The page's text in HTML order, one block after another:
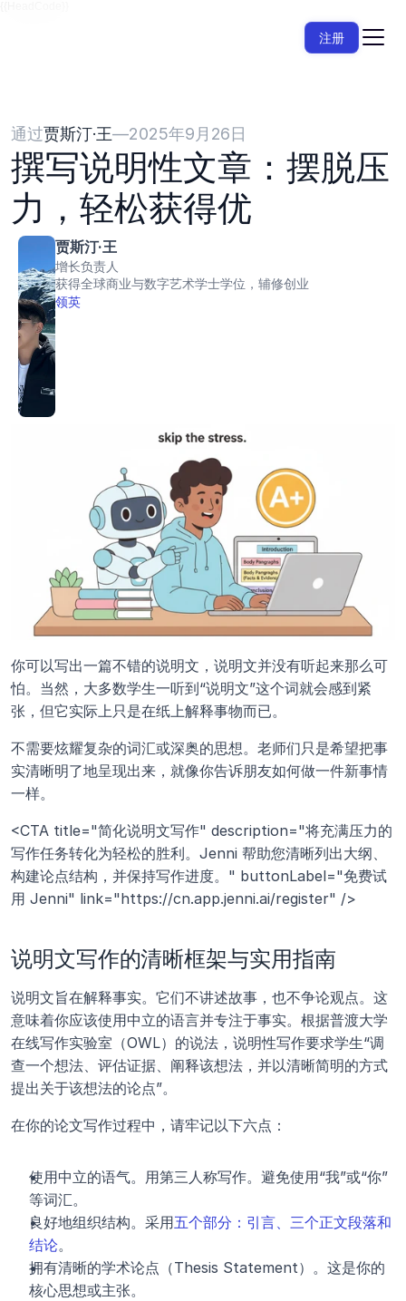
注册
通过贾斯汀·王—2025年9月26日
撰写说明性文章：摆脱压
力，轻松获得优
贾斯汀·王
增长负责人
获得全球商业与数字艺术学士学位，辅修创业
领英
你可以写出一篇不错的说明文，说明文并没有听起来那么可
怕。当然，大多数学生一听到“说明文”这个词就会感到紧
张，但它实际上只是在纸上解释事物而已。
不需要炫耀复杂的词汇或深奥的思想。老师们只是希望把事
实清晰明了地呈现出来，就像你告诉朋友如何做一件新事情
一样。
<CTA title="简化说明文写作" description="将充满压力的
写作任务转化为轻松的胜利。Jenni 帮助您清晰列出大纲、
构建论点结构，并保持写作进度。" buttonLabel="免费试
用 Jenni" link="https://cn.app.jenni.ai/register" />
说明文写作的清晰框架与实用指南
说明文旨在解释事实。它们不讲述故事，也不争论观点。这
意味着你应该使用中立的语言并专注于事实。根据普渡大学
在线写作实验室（OWL）的说法，说明性写作要求学生“调
查一个想法、评估证据、阐释该想法，并以清晰简明的方式
提出关于该想法的论点”。
在你的论文写作过程中，请牢记以下六点：
使用中立的语气。用第三人称写作。避免使用“我”或“你”
等词汇。
良好地组织结构。采用五个部分：引言、三个正文段落和
结论。
拥有清晰的学术论点（Thesis Statement）。这是你的
核心思想或主张。